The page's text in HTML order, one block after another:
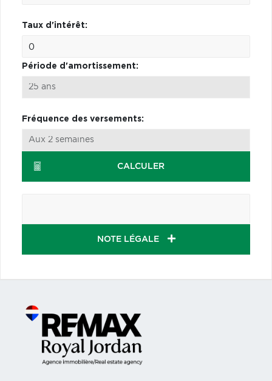
Taux d'intérêt:
Période d'amortissement:
Fréquence des versements:
CALCULER
NOTE LÉGALE